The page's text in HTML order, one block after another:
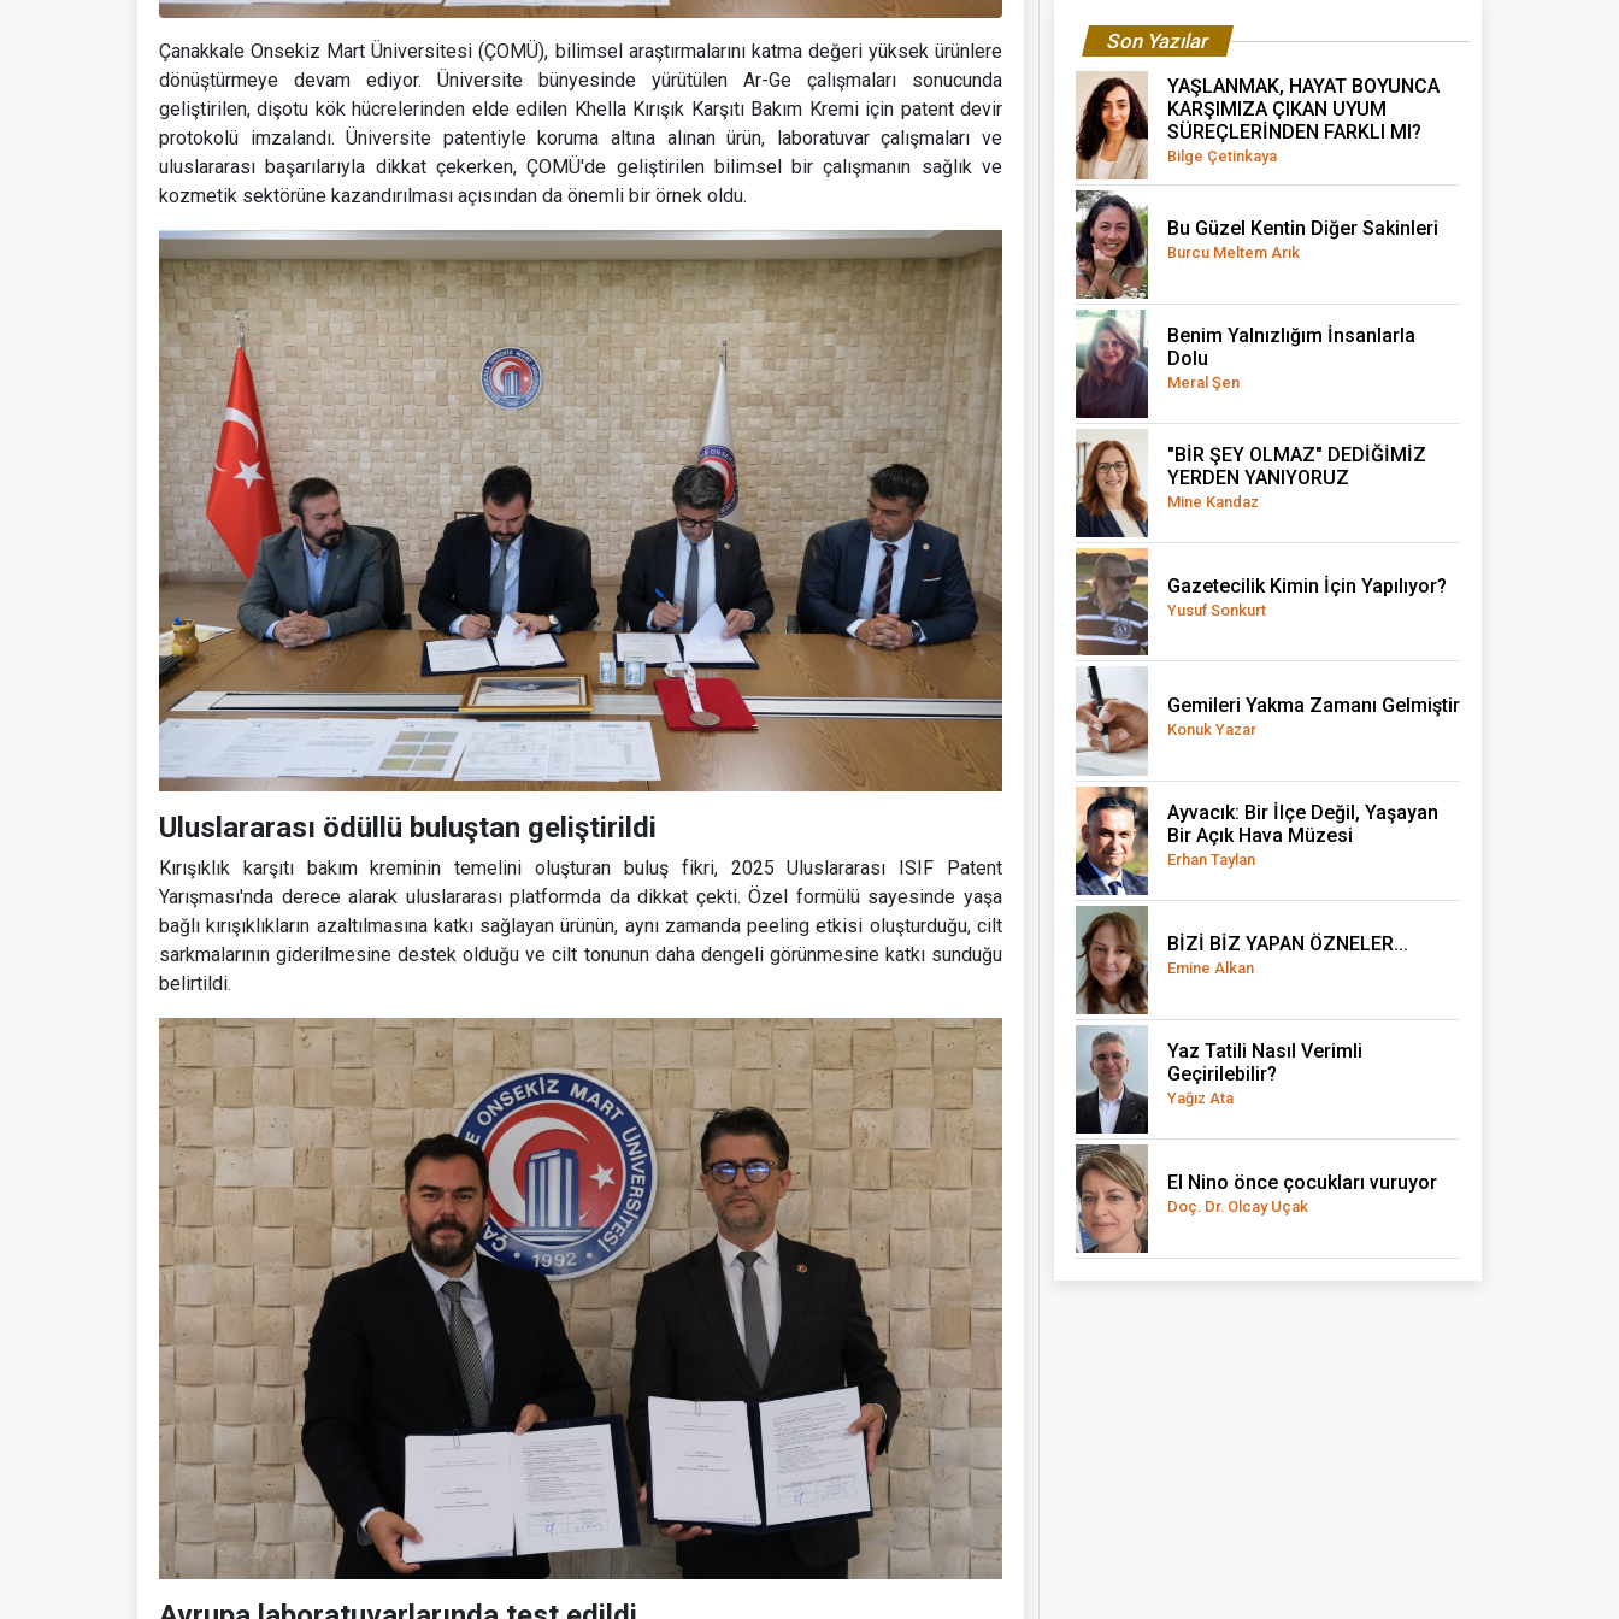
Çanakkale Onsekiz Mart Üniversitesi (ÇOMÜ), bilimsel araştırmalarını katma değeri yüksek ürünlere
dönüştürmeye devam ediyor. Üniversite bünyesinde yürütülen Ar-Ge çalışmaları sonucunda
geliştirilen, dişotu kök hücrelerinden elde edilen Khella Kırışık Karşıtı Bakım Kremi için patent devir
protokolü imzalandı. Üniversite patentiyle koruma altına alınan ürün, laboratuvar çalışmaları ve
uluslararası başarılarıyla dikkat çekerken, ÇOMÜ'de geliştirilen bilimsel bir çalışmanın sağlık ve
kozmetik sektörüne kazandırılması açısından da önemli bir örnek oldu.
Uluslararası ödüllü buluştan geliştirildi
Kırışıklık karşıtı bakım kreminin temelini oluşturan buluş fikri, 2025 Uluslararası ISIF Patent
Yarışması'nda derece alarak uluslararası platformda da dikkat çekti. Özel formülü sayesinde yaşa
bağlı kırışıklıkların azaltılmasına katkı sağlayan ürünün, aynı zamanda peeling etkisi oluşturduğu, cilt
sarkmalarının giderilmesine destek olduğu ve cilt tonunun daha dengeli görünmesine katkı sunduğu
belirtildi.
Son Yazılar
YAŞLANMAK, HAYAT BOYUNCA
KARŞIMIZA ÇIKAN UYUM
SÜREÇLERİNDEN FARKLI MI?
Bilge Çetinkaya
Bu Güzel Kentin Diğer Sakinleri
Burcu Meltem Arık
Benim Yalnızlığım İnsanlarla
Dolu
Meral Şen
"BİR ŞEY OLMAZ" DEDİĞİMİZ
YERDEN YANIYORUZ
Mine Kandaz
Gazetecilik Kimin İçin Yapılıyor?
Yusuf Sonkurt
Gemileri Yakma Zamanı Gelmiştir
Konuk Yazar
Ayvacık: Bir İlçe Değil, Yaşayan
Bir Açık Hava Müzesi
Erhan Taylan
BİZİ BİZ YAPAN ÖZNELER...
Emine Alkan
Yaz Tatili Nasıl Verimli
Geçirilebilir?
Yağız Ata
El Nino önce çocukları vuruyor
Doç. Dr. Olcay Uçak